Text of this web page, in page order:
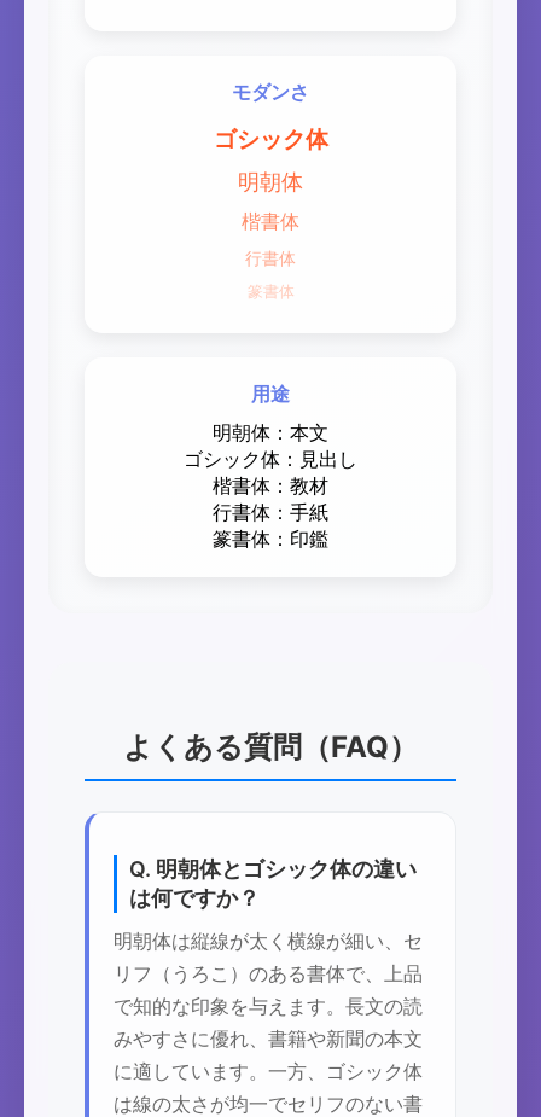
モダンさ
ゴシック体
明朝体
楷書体
行書体
篆書体
用途
明朝体：本文
ゴシック体：見出し
楷書体：教材
行書体：手紙
篆書体：印鑑
よくある質問（FAQ）
Q. 明朝体とゴシック体の違い
は何ですか？
明朝体は縦線が太く横線が細い、セ
リフ（うろこ）のある書体で、上品
で知的な印象を与えます。長文の読
みやすさに優れ、書籍や新聞の本文
に適しています。一方、ゴシック体
は線の太さが均一でセリフのない書